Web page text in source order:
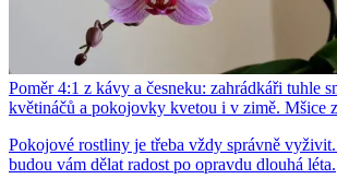
Poměr 4:1 z kávy a česneku: zahrádkáři tuhle
květináčů a pokojovky kvetou i v zimě. Mšice
Pokojové rostliny je třeba vždy správně
budou vám dělat radost po opravdu dlouhá léta.